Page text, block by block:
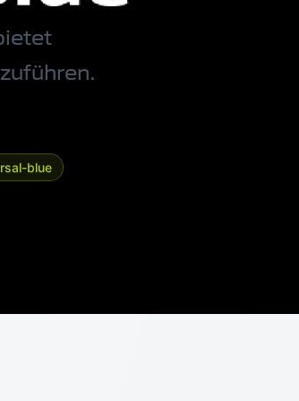
blue